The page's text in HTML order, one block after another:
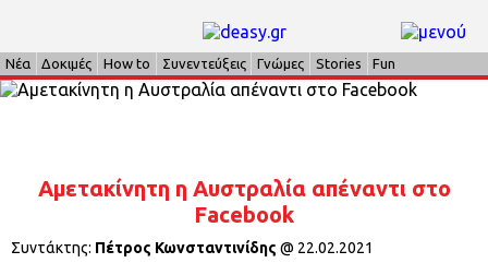
Νέα Δοκιμές How to Συνεντεύξεις Γνώμες Stories Fun
Αμετακίνητη η Αυστραλία απέναντι στο
Facebook
Συντάκτης: Πέτρος Κωνσταντινίδης @ 22.02.2021